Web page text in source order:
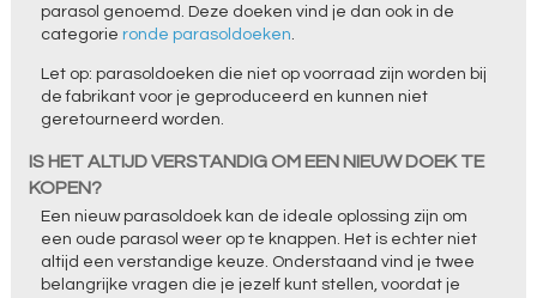
parasol genoemd. Deze doeken vind je dan ook in de
categorie ronde parasoldoeken.
Let op: parasoldoeken die niet op voorraad zijn worden bij
de fabrikant voor je geproduceerd en kunnen niet
geretourneerd worden.
IS HET ALTIJD VERSTANDIG OM EEN NIEUW DOEK TE
KOPEN?
Een nieuw parasoldoek kan de ideale oplossing zijn om
een oude parasol weer op te knappen. Het is echter niet
altijd een verstandige keuze. Onderstaand vind je twee
belangrijke vragen die je jezelf kunt stellen, voordat je